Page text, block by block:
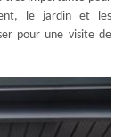
le jardin et les
pour une visite de